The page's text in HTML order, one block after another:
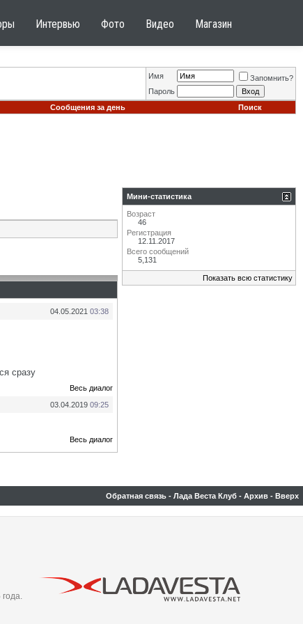
Интервью Фото Видео Магазин
Имя
Запомнить?
Пароль
Сообщения за день Поиск
04.05.2021 03:38
сразу
Весь диалог
03.04.2019 09:25
Весь диалог
Мини-статистика
Возраст
46
Регистрация
12.11.2017
Всего сообщений
5,131
Показать всю статистику
Обратная связь - Лада Веста Клуб - Архив - Вверх